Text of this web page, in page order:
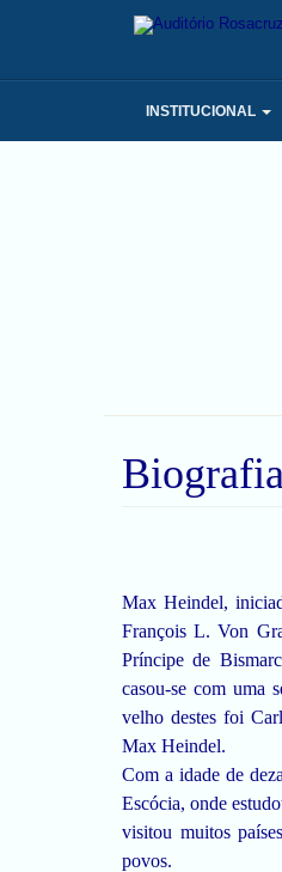
INSTITUCIONAL
Max Heindel,
François L. Von
Príncipe de
casou-se com uma
velho destes foi
Max Heindel.
Com a idade de
Escócia, onde
visitou muitos
povos.